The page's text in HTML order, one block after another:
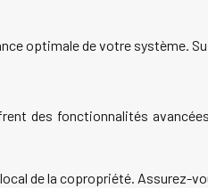
optimale de votre système.
des fonctionnalités
de la copropriété. Assurez-